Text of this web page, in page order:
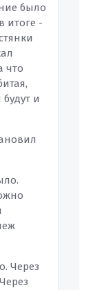
было
итоге -
что
и
Через